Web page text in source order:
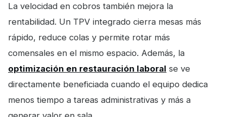
La velocidad en cobros también mejora la
rentabilidad. Un TPV integrado cierra mesas más
rápido, reduce colas y permite rotar más
comensales en el mismo espacio. Además, la
optimización en restauración laboral se ve
directamente beneficiada cuando el equipo dedica
menos tiempo a tareas administrativas y más a